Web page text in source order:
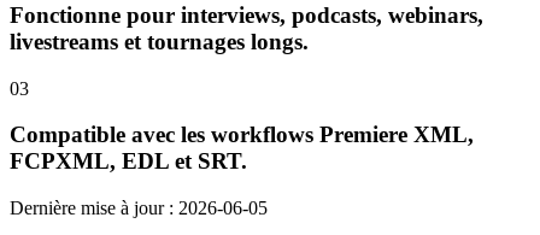
Fonctionne pour interviews, podcasts, webinars,
livestreams et tournages longs.
03
Compatible avec les workflows Premiere XML,
FCPXML, EDL et SRT.
Dernière mise à jour : 2026-06-05